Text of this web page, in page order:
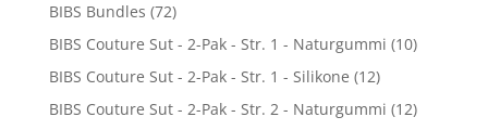
BIBS Bundles (72)
BIBS Couture Sut - 2-Pak - Str. 1 - Naturgummi (10)
BIBS Couture Sut - 2-Pak - Str. 1 - Silikone (12)
BIBS Couture Sut - 2-Pak - Str. 2 - Naturgummi (12)